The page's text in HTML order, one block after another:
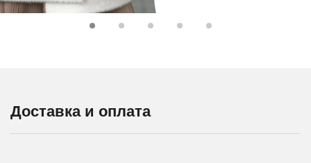
Доставка и оплата